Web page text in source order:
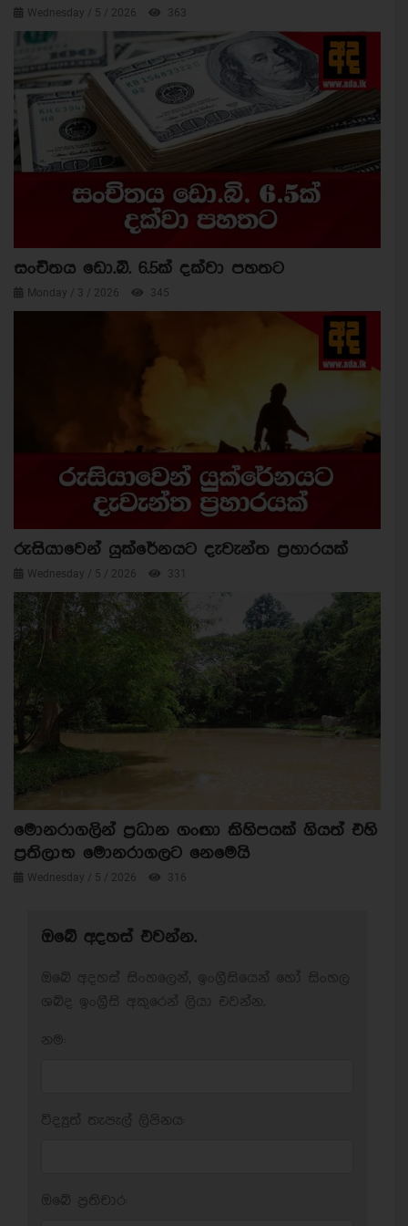
Wednesday / 5 / 2026 363
සංචිතය ඩො.බි. 6.5ක් දක්වා පහතට
Monday / 3 / 2026 345
රුසියාවෙන් යුක්රේනයට දැවැන්ත ප්‍රහාරයක්
Wednesday / 5 / 2026 331
මොනරාගලින් ප්‍රධාන ගංඟා කිහිපයක් ගියත් එහි
ප්‍රතිලාභ මොනරාගලට නෙමෙයි
Wednesday / 5 / 2026 316
ඔබේ අදහස් එවන්න.